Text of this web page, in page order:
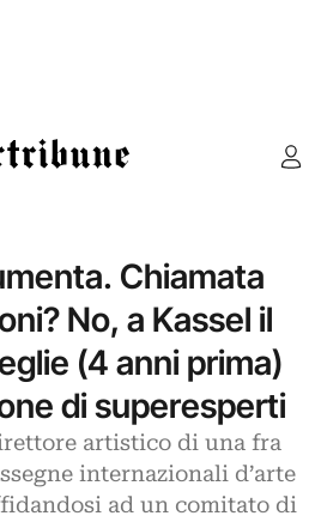
Chiamata
No, a Kassel il
(4 anni prima)
di superesperti
artistico di una fra
internazionali d’arte
ad un comitato di